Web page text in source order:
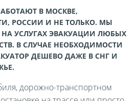
В МОСКВЕ,
РОССИИ И НЕ ТОЛЬКО. МЫ
УСЛУГАХ ЭВАКУАЦИИ ЛЮБЫХ
В СЛУЧАЕ НЕОБХОДИМОСТИ
ДЕШЕВО ДАЖЕ В СНГ И
дорожно-транспортном